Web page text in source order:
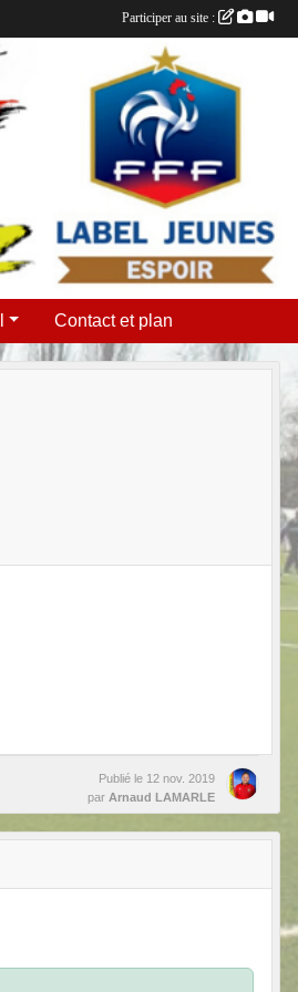
Contact et plan
Publié le 12 nov. 2019
par Arnaud LAMARLE
Participer au site :